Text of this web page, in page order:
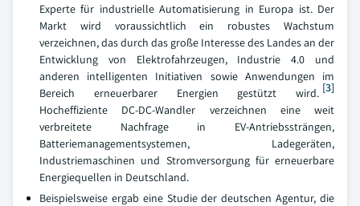
Experte für industrielle Automatisierung in Europa ist. Der
Markt wird voraussichtlich ein robustes Wachstum
verzeichnen, das durch das große Interesse des Landes an der
Entwicklung von Elektrofahrzeugen, Industrie 4.0 und
anderen intelligenten Initiativen sowie Anwendungen im
Bereich erneuerbarer Energien gestützt wird. [3]
Hocheffiziente DC-DC-Wandler verzeichnen eine weit
verbreitete Nachfrage in EV-Antriebssträngen,
Batteriemanagementsystemen, Ladegeräten,
Industriemaschinen und Stromversorgung für erneuerbare
Energiequellen in Deutschland.
Beispielsweise ergab eine Studie der deutschen Agentur, die